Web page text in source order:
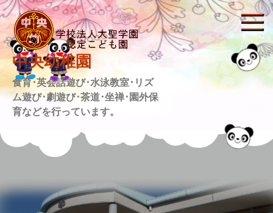
Skip
to
content
中央幼稚園
食育･英会話遊び･水泳教室･リズ
ム遊び･劇遊び･茶道･坐禅･園外保
育などを行っています。